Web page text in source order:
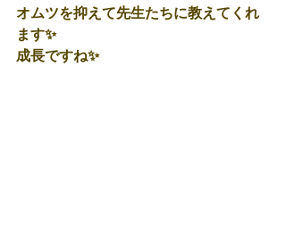
オムツを抑えて先生たちに教えてくれ
ます✨
成長ですね✨